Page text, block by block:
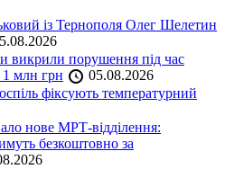
із Тернополя Олег Шелетин
викрили порушення під час
1 млн грн
05.08.2026
фіксують температурний
нове МРТ-відділення:
безкоштовно за